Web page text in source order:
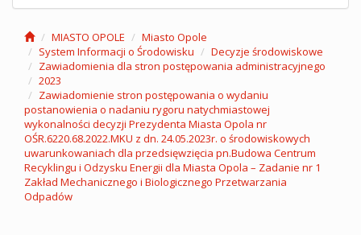
MIASTO OPOLE
Miasto Opole
System Informacji o Środowisku
Decyzje środowiskowe
Zawiadomienia dla stron postępowania administracyjnego
2023
Zawiadomienie stron postępowania o wydaniu
postanowienia o nadaniu rygoru natychmiastowej
wykonalności decyzji Prezydenta Miasta Opola nr
OŚR.6220.68.2022.MKU z dn. 24.05.2023r. o środowiskowych
uwarunkowaniach dla przedsięwzięcia pn.Budowa Centrum
Recyklingu i Odzysku Energii dla Miasta Opola – Zadanie nr 1
Zakład Mechanicznego i Biologicznego Przetwarzania
Odpadów